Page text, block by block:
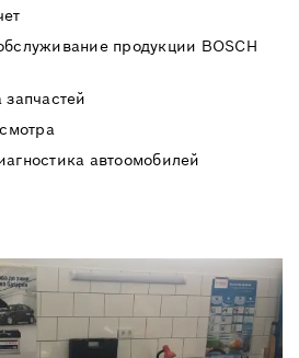
продукции BOSCH
автоомобилей